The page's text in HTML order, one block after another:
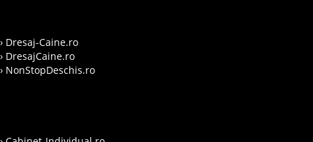
› Dresaj-Caine.ro
› DresajCaine.ro
› NonStopDeschis.ro